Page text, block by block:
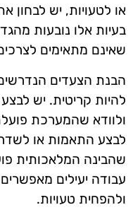
או לטעויות, יש לבחון
בעיות אלו נובעות
שאינם מתאימים
הבנת הצעדים
להיות קריטית. יש
ולוודא שהמערכת
לבצע התאמות או
שהבינה המלאכותית
עבודה יעילים
ולהפחית טעויות.